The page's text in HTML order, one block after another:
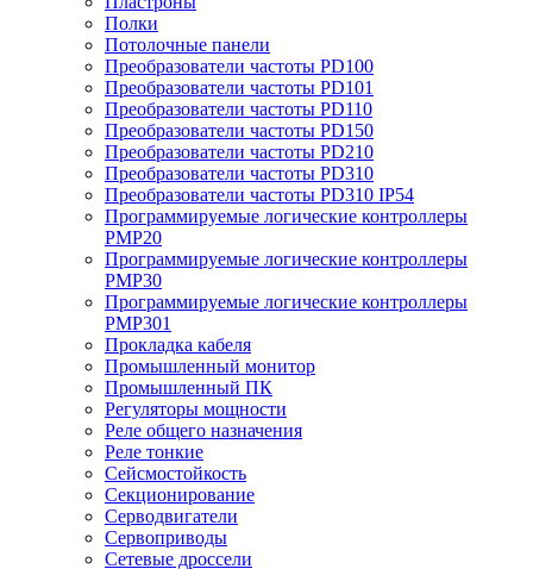
Полки
Потолочные панели
Преобразователи частоты PD100
Преобразователи частоты PD101
Преобразователи частоты PD110
Преобразователи частоты PD150
Преобразователи частоты PD210
Преобразователи частоты PD310
Преобразователи частоты PD310 IP54
Программируемые логические контроллеры
PMP20
Программируемые логические контроллеры
PMP30
Программируемые логические контроллеры
PMP301
Прокладка кабеля
Промышленный монитор
Промышленный ПК
Регуляторы мощности
Реле общего назначения
Реле тонкие
Сейсмостойкость
Секционирование
Серводвигатели
Сервоприводы
Сетевые дроссели